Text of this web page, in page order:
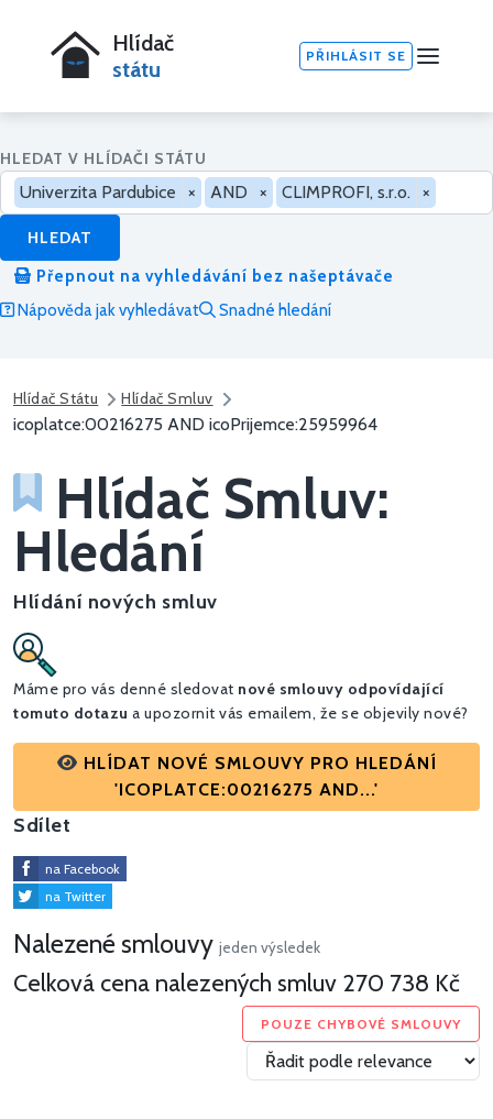
Hlídač
státu
PŘIHLÁSIT SE
HLEDAT V HLÍDAČI STÁTU
Univerzita Pardubice × AND × CLIMPROFI, s.r.o. ×
HLEDAT
Přepnout na vyhledávání bez našeptávače
Nápověda jak vyhledávat
Snadné hledání
Hlídač Státu Hlídač Smluv
icoplatce:00216275 AND icoPrijemce:25959964
Hlídač Smluv:
Hledání
Hlídání nových smluv
Máme pro vás denné sledovat nové smlouvy odpovídající
tomuto dotazu a upozornit vás emailem, že se objevily nové?
HLÍDAT NOVÉ SMLOUVY PRO HLEDÁNÍ
'ICOPLATCE:00216275 AND...'
Sdílet
na Facebook
na Twitter
Nalezené smlouvy jeden výsledek
Celková cena nalezených smluv 270 738 Kč
POUZE CHYBOVÉ SMLOUVY